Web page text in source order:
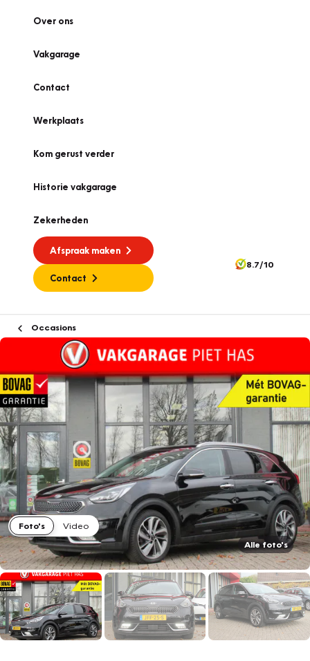
Over ons
Vakgarage
Contact
Werkplaats
Kom gerust verder
Historie vakgarage
Zekerheden
Afspraak maken
Contact
8.7/10
Occasions
Foto's
Video
Alle foto's